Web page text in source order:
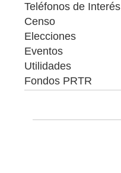
Teléfonos de Interés
Censo
Elecciones
Eventos
Utilidades
Fondos PRTR